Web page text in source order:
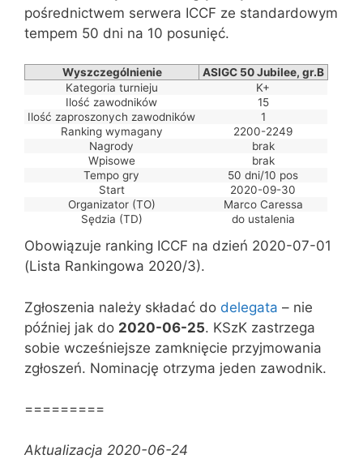
pośrednictwem serwera ICCF ze standardowym
tempem 50 dni na 10 posunięć.
Wyszczególnienie
ASIGC 50 Jubilee, gr.B
Kategoria turnieju
K+
Ilość zawodników
15
Ilość zaproszonych zawodników
1
Ranking wymagany
2200-2249
Nagrody
brak
Wpisowe
brak
Tempo gry
50 dni/10 pos
Start
2020-09-30
Organizator (TO)
Marco Caressa
Sędzia (TD)
do ustalenia
Obowiązuje ranking ICCF na dzień 2020-07-01
(Lista Rankingowa 2020/3).
Zgłoszenia należy składać do delegata – nie
później jak do 2020-06-25. KSzK zastrzega
sobie wcześniejsze zamknięcie przyjmowania
zgłoszeń. Nominację otrzyma jeden zawodnik.
=========
Aktualizacja 2020-06-24